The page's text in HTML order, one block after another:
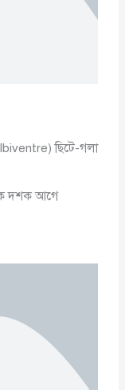
ছিটে-গলা
দশক আগে